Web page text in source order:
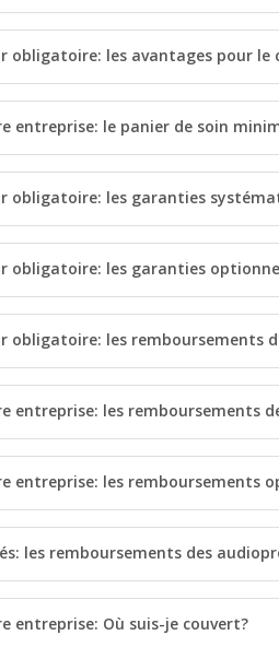
obligatoire: les avantages pour le
entreprise: le panier de soin
obligatoire: les garanties
obligatoire: les garanties
obligatoire: les remboursements
entreprise: les remboursements
entreprise: les remboursements
les remboursements des
entreprise: Où suis-je couvert?